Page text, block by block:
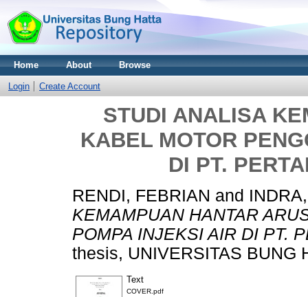
Home About Browse
Login Create Account
STUDI ANALISA
KABEL MOTOR
DI PT.
RENDI, FEBRIAN and
KEMAMPUAN HANTAR
POMPA INJEKSI AIR DI PT.
thesis, UNIVERSITAS BUNG
Text
COVER.pdf